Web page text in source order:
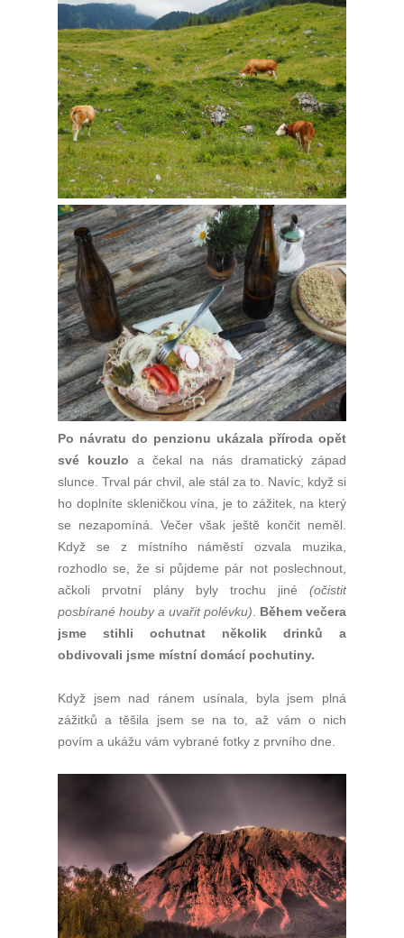
Po návratu do penzionu ukázala příroda opět
své kouzlo a čekal na nás dramatický západ
slunce. Trval pár chvil, ale stál za to. Navíc, když si
ho doplníte skleničkou vína, je to zážitek, na který
se nezapomíná. Večer však ještě končit neměl.
Když se z místního náměstí ozvala muzika,
rozhodlo se, že si půjdeme pár not poslechnout,
ačkoli prvotní plány byly trochu jiné (očistit
posbírané houby a uvařit polévku)
Během večera
jsme stihli ochutnat několik drinků a
obdivovali jsme místní domácí pochutiny.
Když jsem nad ránem usínala, byla jsem plná
zážitků a těšila jsem se na to, až vám o nich
povím a ukážu vám vybrané fotky z prvního dne.